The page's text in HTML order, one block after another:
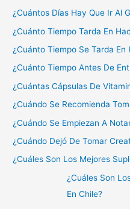
¿Cuántos Días Hay Que Ir Al
¿Cuánto Tiempo Tarda En
¿Cuánto Tiempo Se Tarda
¿Cuánto Tiempo Antes De
¿Cuántas Cápsulas De
¿Cuándo Se Recomienda
¿Cuándo Se Empiezan A
¿Cuándo Dejó De Tomar
¿Cuáles Son Los Mejores
¿Cuáles Son
En Chile?